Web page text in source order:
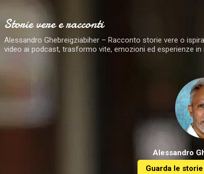
Passa ai
Storie vere e racconti
Alessandro Ghebreigziabiher – Racconto storie vere o
video ai podcast, trasformo vite, emozioni ed esperienze in
Alessandro
Guarda le